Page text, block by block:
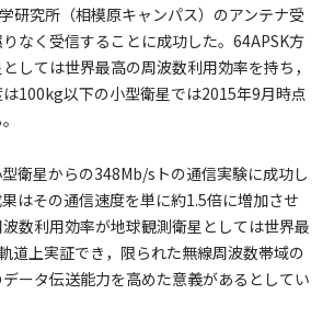
研究所（相模原キャンパス）のアンテナ受
なく受信することに成功した。64APSK方
しては世界最高の周波数利用効率を持ち，
100kg以下の小型衛星では2015年9月時点
衛星からの348Mb/sトの通信実験に成功し
はその通信速度を単に約1.5倍に増加させ
数利用効率が地球観測衛星としては世界最
道上実証でき，限られた無線周波数帯域の
ータ伝送能力を高めた意義があるとしてい